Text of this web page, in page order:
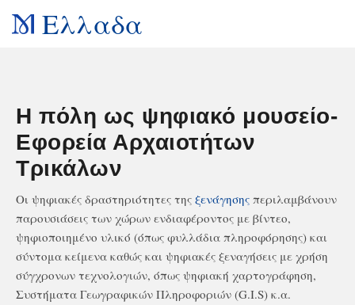
Ελλαδα
Η πόλη ως ψηφιακό μουσείο-
Εφορεία Αρχαιοτήτων
Τρικάλων
Οι ψηφιακές δραστηριότητες της ξενάγησης περιλαμβάνουν
παρουσιάσεις των χώρων ενδιαφέροντος με βίντεο,
ψηφιοποιημένο υλικό (όπως φυλλάδια πληροφόρησης) και
σύντομα κείμενα καθώς και ψηφιακές ξεναγήσεις με χρήση
σύγχρονων τεχνολογιών, όπως ψηφιακή χαρτογράφηση,
Συστήματα Γεωγραφικών Πληροφοριών (G.I.S) κ.α.